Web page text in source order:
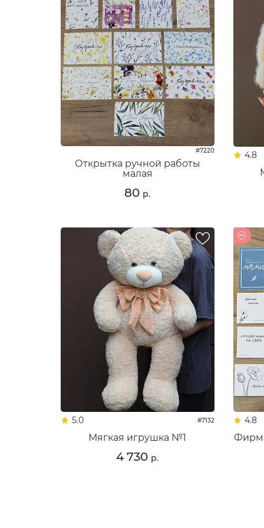
#7220
Открытка ручной работы
малая
80 р.
4.8
5.0 #7132
Мягкая игрушка №1
4 730 р.
Новинка
4.8